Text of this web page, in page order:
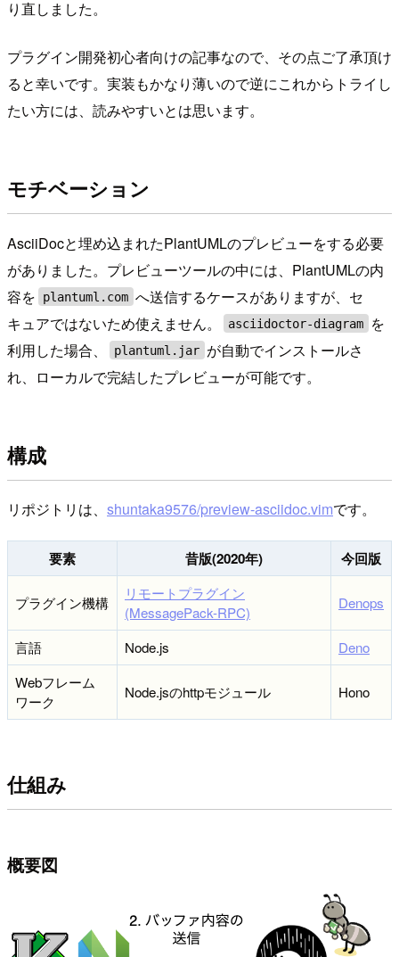
り直しました。
プラグイン開発初心者向けの記事なので、その点ご了承頂け
ると幸いです。実装もかなり薄いので逆にこれからトライし
たい方には、読みやすいとは思います。
モチベーション
AsciiDocと埋め込まれたPlantUMLのプレビューをする必要
がありました。プレビューツールの中には、PlantUMLの内
容を
plantuml.com へ送信するケースがありますが、セ
キュアではないため使えません。
asciidoctor-diagram
を
利用した場合、
plantuml.jar が自動でインストールさ
れ、ローカルで完結したプレビューが可能です。
構成
リポジトリは、 shuntaka9576/preview-asciidoc.vimです。
要素 昔版(2020年) 今回版
プラグイン機構
リモートプラグイン
(MessagePack-RPC)
Denops
言語 Node.js
Deno
Webフレーム
ワーク
Node.jsのhttpモジュール Hono
仕組み
概要図